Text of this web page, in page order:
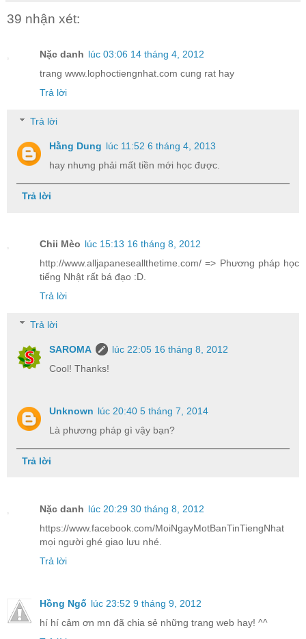
39 nhận xét:
Nặc danh lúc 03:06 14 tháng 4, 2012
trang www.lophoctiengnhat.com cung rat hay
Trả lời
Trả lời
Hằng Dung lúc 11:52 6 tháng 4, 2013
hay nhưng phải mất tiền mới học được.
Trả lời
Chii Mèo lúc 15:13 16 tháng 8, 2012
http://www.alljapaneseallthetime.com/ => Phương pháp học
tiếng Nhật rất bá đạo :D.
Trả lời
Trả lời
SAROMA
lúc 22:05 16 tháng 8, 2012
Cool! Thanks!
Unknown lúc 20:40 5 tháng 7, 2014
Là phương pháp gì vậy bạn?
Trả lời
Nặc danh lúc 20:29 30 tháng 8, 2012
https://www.facebook.com/MoiNgayMotBanTinTiengNhat
mọi người ghé giao lưu nhé.
Trả lời
Hồng Ngố lúc 23:52 9 tháng 9, 2012
hí hí cảm ơn mn đã chia sẻ những trang web hay! ^^